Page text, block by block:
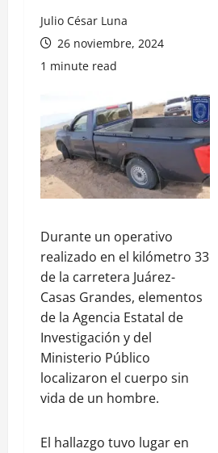
Julio César Luna
26 noviembre, 2024
1 minute read
Durante un operativo
realizado en el kilómetro 33
de la carretera Juárez-
Casas Grandes, elementos
de la Agencia Estatal de
Investigación y del
Ministerio Público
localizaron el cuerpo sin
vida de un hombre.
El hallazgo tuvo lugar en